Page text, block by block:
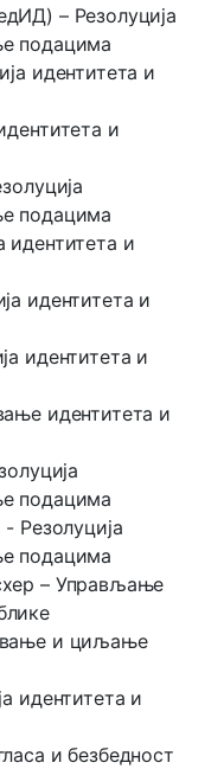
– Резолуција
подацима
идентитета и
и
подацима
идентитета и
идентитета и
идентитета и
идентитета и
подацима
Резолуција
подацима
– Управљање
и циљање
идентитета и
и безбедност